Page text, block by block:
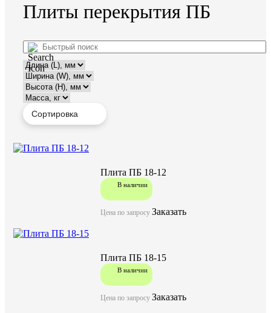
Плиты перекрытия ПБ
В наличии
Плита ПБ 18-12
Цена по запросуЗаказать
В наличии
Плита ПБ 18-15
Цена по запросуЗаказать